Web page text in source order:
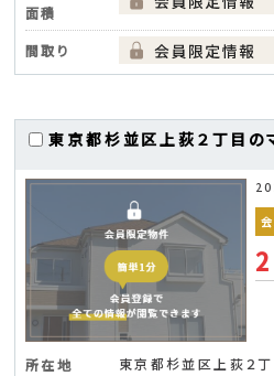
面積
間取り
東京都杉並区上荻２丁目の
所在地 東京都杉並区上荻２